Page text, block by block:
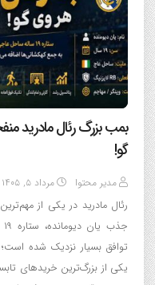
بمب بزرگ رئال مادرید
گو!
مدیر محتوا مرداد ۵, ۱۴۰۵
توافق بسیار نزدیک شده
یکی از بزرگ‌ترین خریدهای